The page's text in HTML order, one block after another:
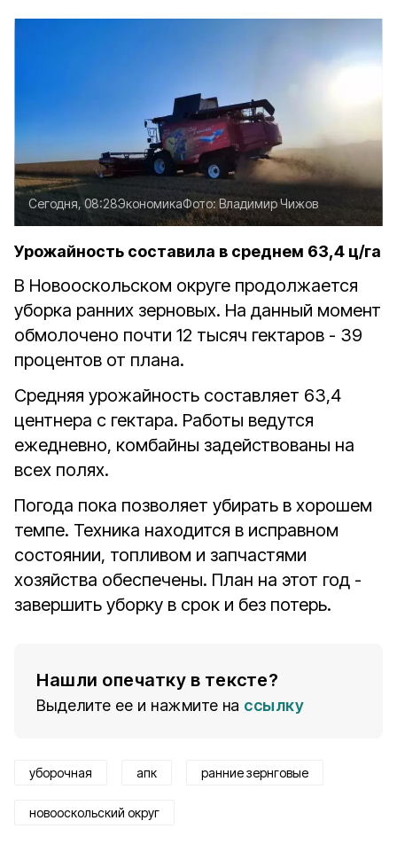
Сегодня, 08:28ЭкономикаФото:Владимир Чижов
Урожайность составила в среднем 63,4 ц/га
В Новооскольском округе продолжается
уборка ранних зерновых. На данный момент
обмолочено почти 12 тысяч гектаров - 39
процентов от плана.
Средняя урожайность составляет 63,4
центнера с гектара. Работы ведутся
ежедневно, комбайны задействованы на
всех полях.
Погода пока позволяет убирать в хорошем
темпе. Техника находится в исправном
состоянии, топливом и запчастями
хозяйства обеспечены. План на этот год -
завершить уборку в срок и без потерь.
Нашли опечатку в тексте?
Выделите ее и нажмите на ссылку
уборочная апк ранние зернговые
новооскольский округ